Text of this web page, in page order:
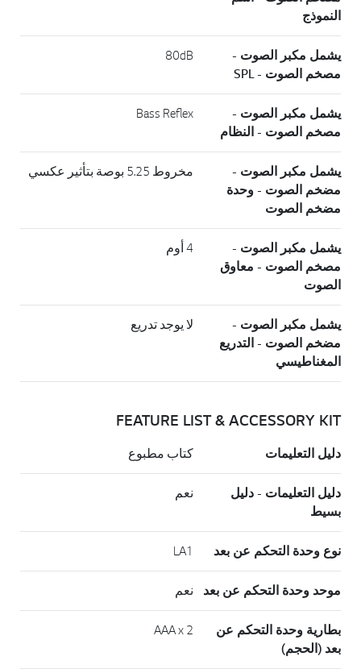
النموذج
يشمل مكبر الصوت -
مصخم الصوت - SPL
80dB
يشمل مكبر الصوت -
مصخم الصوت - النظام
Bass Reflex
يشمل مكبر الصوت -
مضخم الصوت - وحدة
مضخم الصوت
مخروط 5.25 بوصة بتأثير عكسي
يشمل مكبر الصوت -
مصخم الصوت - معاوق
الصوت
4 أوم
يشمل مكبر الصوت -
مضخم الصوت - التدريع
المغناطيسي
لا يوجد تدريع
FEATURE LIST & ACCESSORY KIT
دليل التعليمات كتاب مطبوع
دليل التعليمات - دليل
بسيط
نعم
نوع وحدة التحكم عن بعد LA1
موحد وحدة التحكم عن بعد نعم
بطارية وحدة التحكم عن
بعد (الحجم)
AAA x 2